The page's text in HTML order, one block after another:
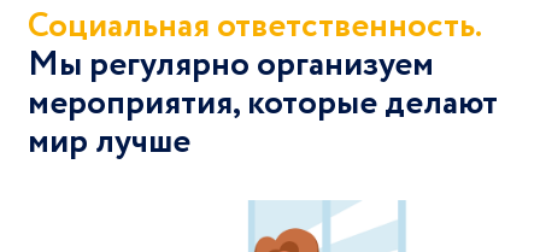
Социальная ответственность.
Мы регулярно организуем
мероприятия, которые делают
мир лучше